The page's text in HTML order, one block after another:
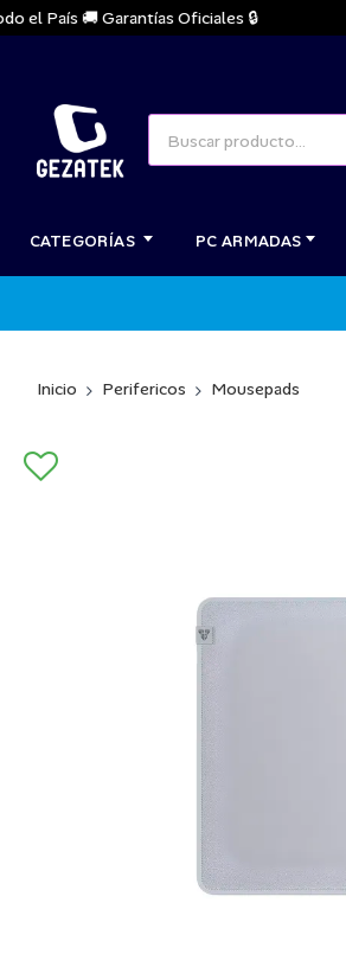
País 🚚 Garantías Oficiales 🔒
CATEGORÍAS PC ARMADAS
Inicio Perifericos Mousepads